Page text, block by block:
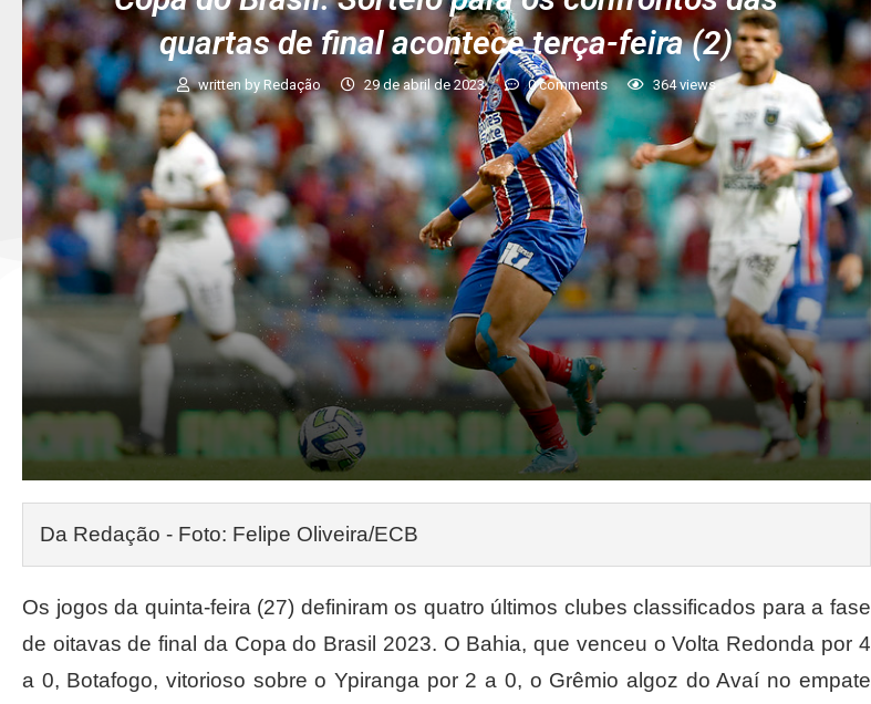
quartas de final acontece terça-feira (2)
written by Redação 29 de abril de 2023 0 comments 364views
Da Redação - Foto: Felipe Oliveira/ECB
Os jogos da quinta-feira (27) definiram os quatro últimos clubes classificados para a fase
de oitavas de final da Copa do Brasil 2023. O Bahia, que venceu o Volta Redonda por 4
a 0, Botafogo, vitorioso sobre o Ypiranga por 2 a 0, o Grêmio algoz do Avaí no empate